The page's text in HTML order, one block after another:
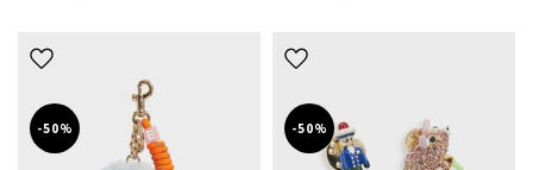
-50% -50%